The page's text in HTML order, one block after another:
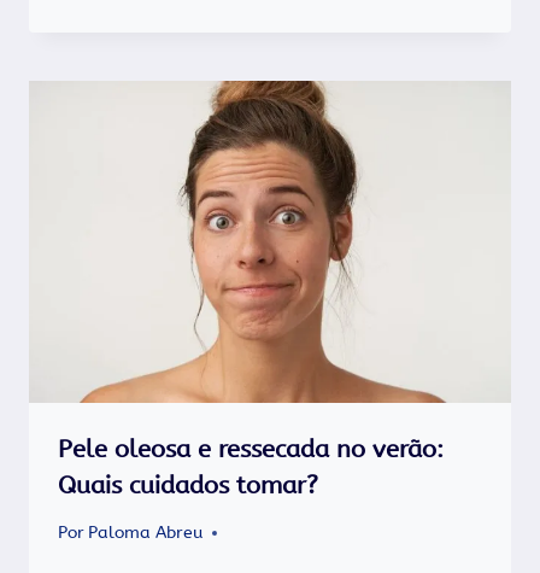
Pele oleosa e ressecada no verão:
Quais cuidados tomar?
Por Paloma Abreu